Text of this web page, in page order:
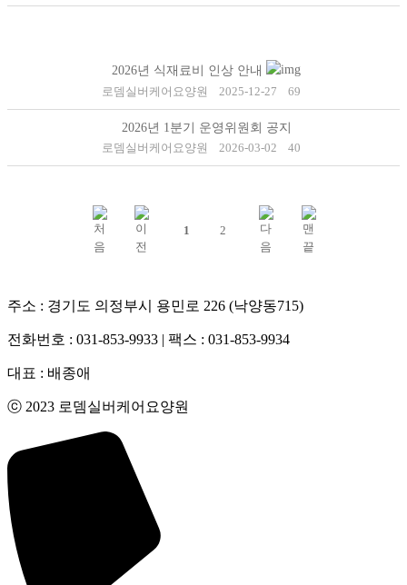
2026년 식재료비 인상 안내
로뎀실버케어요양원
2025-12-27 69
2026년 1분기 운영위원회 공지
로뎀실버케어요양원
2026-03-02 40
1 2
주소 : 경기도 의정부시 용민로 226 (낙양동715)
전화번호 : 031-853-9933 | 팩스 : 031-853-9934
대표 : 배종애
ⓒ 2023 로뎀실버케어요양원